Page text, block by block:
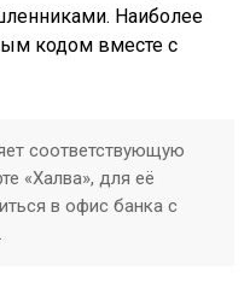
Наиболее
кодом вместе с
соответствующую
«Халва», для её
в офис банка с